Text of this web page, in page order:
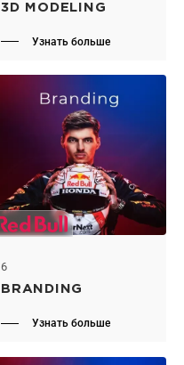
3D MODELING
Узнать больше
6
BRANDING
Узнать больше